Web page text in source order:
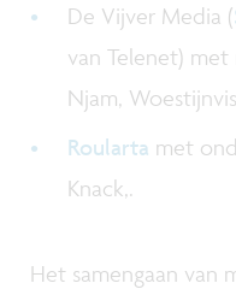
De Vijver Media (
van Telenet) met
Njam,
Roularta met
Knack,.
Het samengaan van